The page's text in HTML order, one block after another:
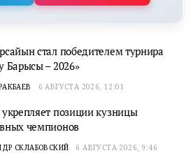
стал победителем турнира
Барысы – 2026»
6 АВГУСТА 2026, 12:01
укрепляет позиции кузницы
чемпионов
СКЛАБОВСКИЙ 6 АВГУСТА 2026, 9:46